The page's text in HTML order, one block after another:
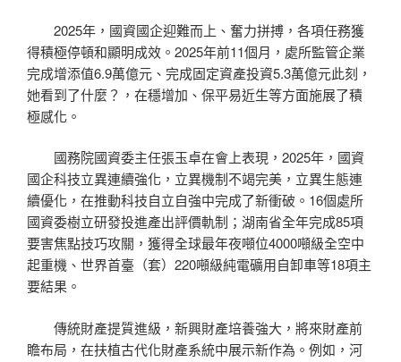
2025年，國資國企迎難而上、奮力拼搏，各項任務獲
得積極停頓和顯明成效。2025年前11個月，處所監管企業
完成增添值6.9萬億元、完成固定資產投資5.3萬億元此刻，
她看到了什麼？，在穩增加、保平易近生等方面施展了積
極感化。
國務院國資委主任張玉卓在會上表現，2025年，國資
國企科技立異連續強化，立異機制不竭完美，立異生態連
續優化，在推動科技自立自強中完成了新衝破。16個處所
國資委樹立研發投進產出評價軌制；湖南省全年完成85項
要害焦點技巧攻關，獲得全球最年夜噸位4000噸級全空中
起重機、世界首臺（套）220噸級純電礦用自卸車等18項主
要結果。
傳統財產提質進級，新興財產培養強大，將來財產前
瞻布局，在扶植古代化財產系統中展示新作為。例如，河